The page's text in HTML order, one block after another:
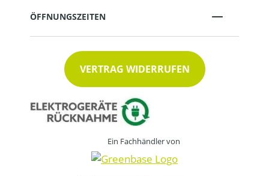
ÖFFNUNGSZEITEN
VERTRAG WIDERRUFEN
Ein Fachhändler von